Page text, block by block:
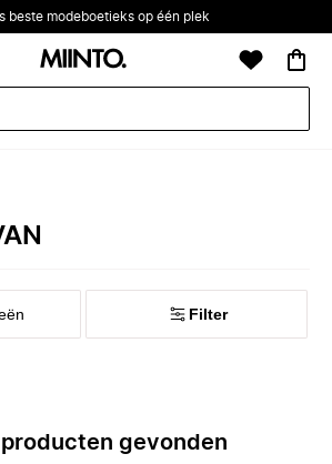
beste modeboetieks op één plek
Filter
producten gevonden